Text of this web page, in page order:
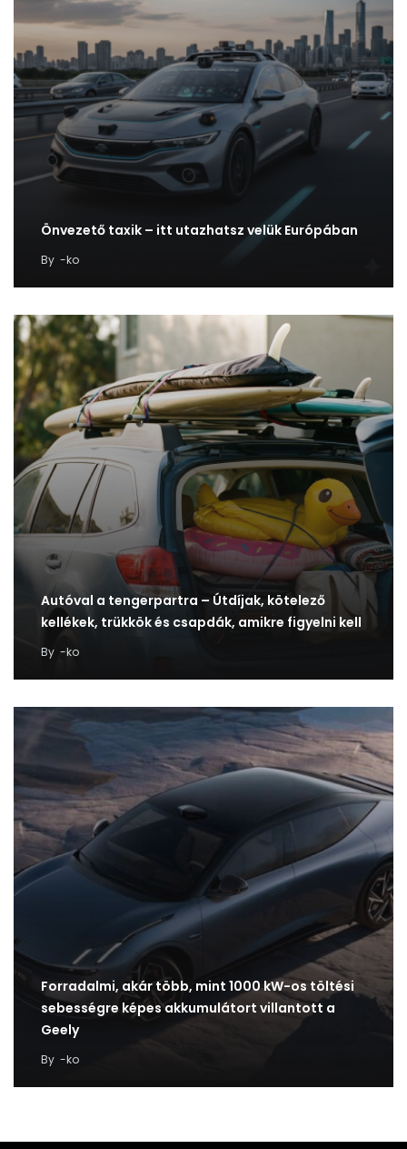
Önvezető taxik – itt utazhatsz velük Európában
By -ko
Autóval a tengerpartra – Útdíjak, kötelező
kellékek, trükkök és csapdák, amikre figyelni kell
By -ko
Forradalmi, akár több, mint 1000 kW-os töltési
sebességre képes akkumulátort villantott a
Geely
By -ko